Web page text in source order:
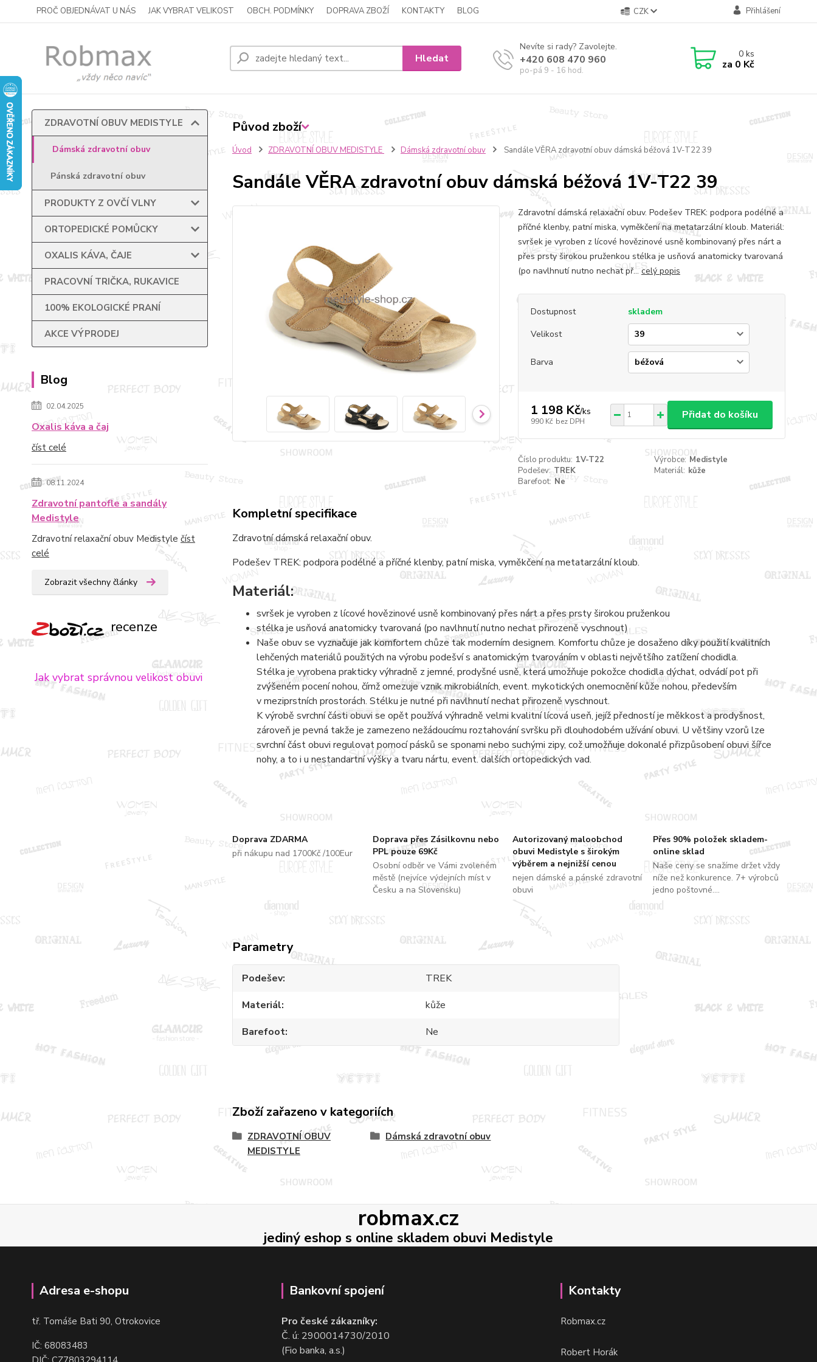
PROČ OBJEDNÁVAT U NÁS JAK VYBRAT VELIKOST OBCH. PODMÍNKY DOPRAVA ZBOŽÍ KONTAKTY BLOG CZK Přihlášení
Hledat
Nevíte si rady? Zavolejte.
+420 608 470 960
po-pá 9 - 16 hod.
0ks
za 0 Kč
ZDRAVOTNÍ OBUV MEDISTYLE
Dámská zdravotní obuv
Pánská zdravotní obuv
PRODUKTY Z OVČÍ VLNY
ORTOPEDICKÉ POMŮCKY
OXALIS KÁVA, ČAJE
PRACOVNÍ TRIČKA, RUKAVICE
100% EKOLOGICKÉ PRANÍ
AKCE VÝPRODEJ
Blog
02.04.2025
Oxalis káva a čaj
číst celé
08.11.2024
Zdravotní pantofle a sandály
Medistyle
Zdravotní relaxační obuv Medistyle číst
celé
Zobrazit všechny články
recenze
Jak vybrat správnou velikost obuvi
Úvod ZDRAVOTNÍ OBUV MEDISTYLE Dámská zdravotní obuv Sandále VĚRA zdravotní obuv dámská béžová 1V-T22 39
Sandále VĚRA zdravotní obuv dámská béžová 1V-T22 39
Zdravotní dámská relaxační obuv. Podešev TREK: podpora podélné a
příčné klenby, patní miska, vyměkčení na metatarzální kloub. Materiál:
svršek je vyroben z lícové hovězinové usně kombinovaný přes nárt a
přes prsty širokou pruženkou stélka je usňová anatomicky tvarovaná
(po navlhnutí nutno nechat př...celý popis
Dostupnost
skladem
Velikost
Barva
1 198 Kč/ks
990 Kč bez DPH
Přidat do košíku
Číslo produktu: 1V-T22 Výrobce: Medistyle
Podešev: TREK Materiál: kůže
Barefoot: Ne
Doprava ZDARMA
při nákupu nad 1700Kč /100Eur
Doprava přes Zásilkovnu nebo
PPL pouze 69Kč
Osobní odběr ve Vámi zvoleném
městě (nejvíce výdejních míst v
Česku a na Slovensku)
Autorizovaný maloobchod
obuvi Medistyle s širokým
výběrem a nejnižší cenou
nejen dámské a pánské zdravotní
obuvi
Přes 90% položek skladem-
online sklad
Naše ceny se snažíme držet vždy
níže než konkurence. 7+ výrobců
jedno poštovné....
Kompletní specifikace
Zdravotní dámská relaxační obuv.
Podešev TREK: podpora podélné a příčné klenby, patní miska, vyměkčení na metatarzální kloub.
Materiál:
svršek je vyroben z lícové hovězinové usně kombinovaný přes nárt a přes prsty širokou pruženkou
stélka je usňová anatomicky tvarovaná (po navlhnutí nutno nechat přirozeně vyschnout)
Naše obuv se vyznačuje jak komfortem chůze tak moderním designem. Komfortu chůze je dosaženo díky použití kvalitních
lehčených materiálů použitých na výrobu podešví s anatomickým tvarováním v oblasti největšího zatížení chodidla.
Stélka je vyrobena prakticky výhradně z jemné, prodyšné usně, která umožňuje pokožce chodidla dýchat, odvádí pot při
zvýšeném pocení nohou, čímž omezuje vznik mikrobiálních, event. mykotických onemocnění kůže nohou, především
v meziprstních prostorách. Stélku je nutné při navlhnutí nechat přirozeně vyschnout.
K výrobě svrchní části obuvi se opět používá výhradně velmi kvalitní lícová useň, jejíž předností je měkkost a prodyšnost,
zároveň je pevná takže je zamezeno nežádoucímu roztahování svršku při dlouhodobém užívání obuvi. U většiny vzorů lze
svrchní část obuvi regulovat pomocí pásků se sponami nebo suchými zipy, což umožňuje dokonalé přizpůsobení obuvi šířce
nohy, a to i u nestandartní výšky a tvaru nártu, event. dalších ortopedických vad.
Původ zboží
Parametry
Podešev
TREK
Materiál
kůže
Barefoot
Ne
Zboží zařazeno v kategoriích
ZDRAVOTNÍ OBUV
MEDISTYLE
Dámská zdravotní obuv
robmax.cz
jediný eshop s online skladem obuvi Medistyle
Adresa e-shopu
tř. Tomáše Bati 90, Otrokovice
IČ: 68083483
Bankovní spojení
Pro české zákazníky:
Č. ú: 2900014730/2010
(Fio banka, a.s.)
Kontakty
Robmax.cz
Robert Horák